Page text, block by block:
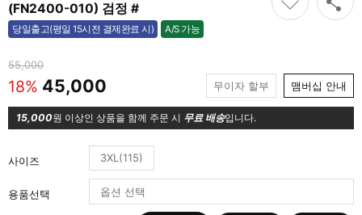
(FN2400-010) 검정 #
당일출고(평일 15시전 결제완료 시) A/S 가능
가능
55,000
18% 45,000 무이자 할부 맴버십 안내
15,000원 이상인 상품을 함께 주문 시 무료 배송입니다.
사이즈 3XL(115)
용품선택